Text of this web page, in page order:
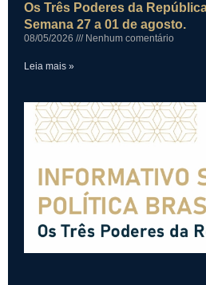
Os Três Poderes da
Semana 27 a 01 de agosto.
08/05/2026 Nenhum comentário
Leia mais »